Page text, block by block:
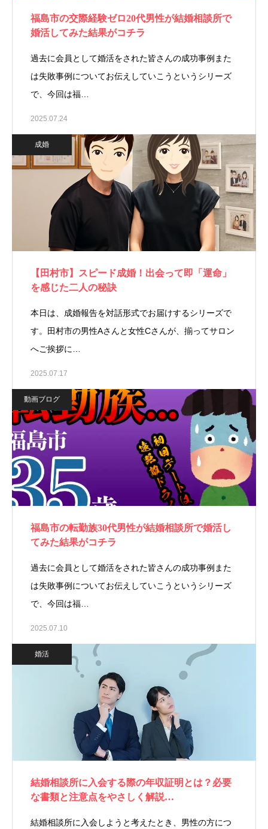
福島市の交際経験ゼロ20代男性が結婚相談所で
婚活してみた結果がコチラ
過去に会員として婚活をされた皆さんの成功事例また
は失敗事例についてお伝えしていこうというシリーズ
で、今回は福…
2025.07.24
成婚
【田村市】スピード成婚！出会って即「運命」
を感じた二人の秘訣
本日は、成婚報告を対話形式でお届けするシリーズで
す。田村市の男性Aさんと女性Cさんが、揃ってサロン
へご挨拶に…
2025.07.17
動画ブログ
福島市の転勤族30代男性が結婚相談所で婚活し
てみた結果がコチラ
過去に会員として婚活をされた皆さんの成功事例また
は失敗事例についてお伝えしていこうというシリーズ
で、今回は福…
2025.07.10
婚活
結婚相談所に入会する際の年収証明とは？必要
な書類と注意点をやさしく解説…
結婚相談所に入会しようと考えたとき、男性の方につ